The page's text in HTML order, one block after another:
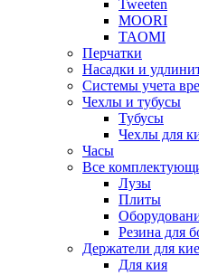
Tweeten
MOORI
TAOMI
Перчатки
Насадки и
Системы учета
Чехлы и тубусы
Тубусы
Чехлы для
Часы
Все
Лузы
Плиты
Резина для
Держатели для
Для кия